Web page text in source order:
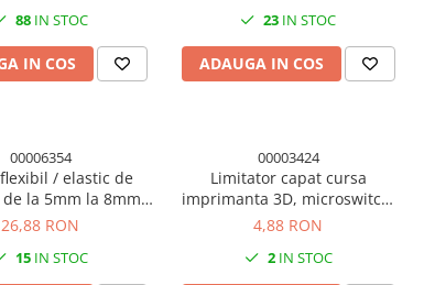
88 IN STOC
IN COS
23 IN STOC
ADAUGA IN COS
00006354
/ elastic de
la 5mm la 8mm
3D
26,88 RON
15 IN STOC
00003424
Limitator capat cursa
imprimanta 3D, microswitch,
cablu 2 pini 70cm
4,88 RON
2IN STOC